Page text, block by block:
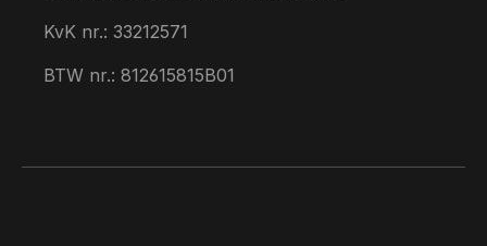
KvK nr.: 33212571
BTW nr.: 812615815B01